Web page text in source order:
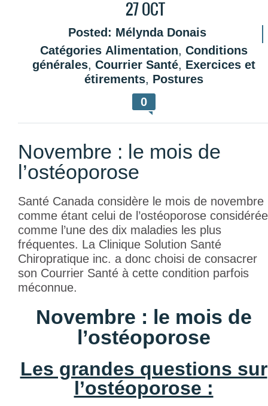
27 OCT
Posted: Mélynda Donais
Catégories Alimentation, Conditions
générales, Courrier Santé, Exercices et
étirements, Postures
0
Novembre : le mois de
l’ostéoporose
Santé Canada considère le mois de novembre
comme étant celui de l’ostéoporose considérée
comme l’une des dix maladies les plus
fréquentes. La Clinique Solution Santé
Chiropratique inc. a donc choisi de consacrer
son Courrier Santé à cette condition parfois
méconnue.
Novembre : le mois de
l’ostéoporose
Les grandes questions sur
l’ostéoporose :